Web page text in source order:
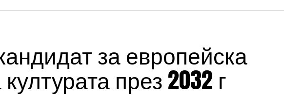
за европейска
през 2032 г